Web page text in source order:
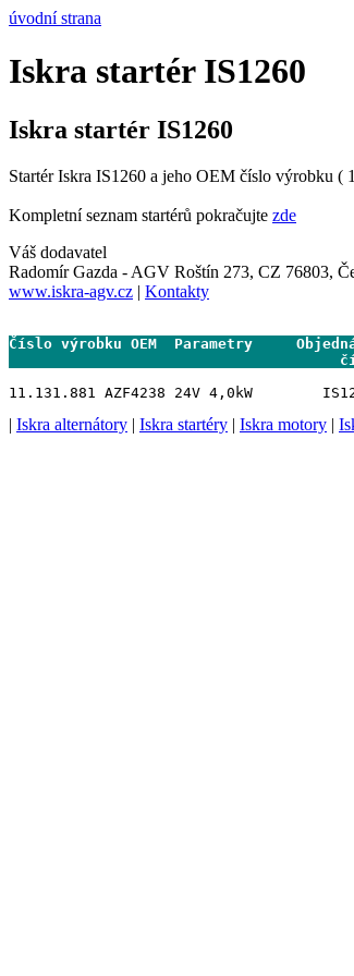
úvodní strana
Iskra startér IS1260
Iskra startér IS1260
Startér Iskra IS1260 a jeho OEM číslo výrobku (
Kompletní seznam startérů pokračujte zde
Váš dodavatel
Radomír Gazda - AGV Roštín 273, CZ 76803,
www.iskra-agv.cz | Kontakty
Číslo výrobku OEM  Parametry
| Iskra alternátory | Iskra startéry | Iskra motory |